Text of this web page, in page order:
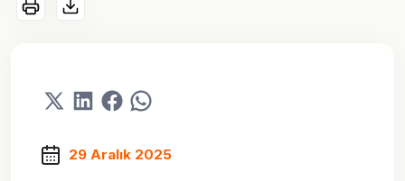
29 Aralık 2025